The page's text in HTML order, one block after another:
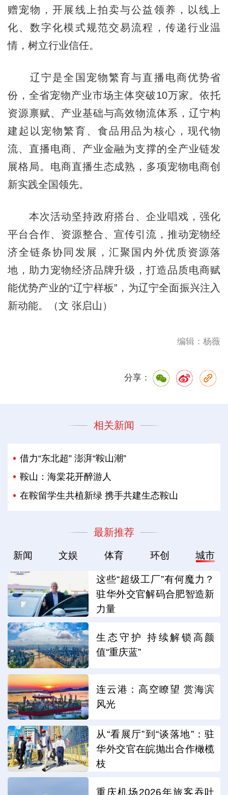
赠宠物，开展线上拍卖与公益领养，以线上
化、数字化模式规范交易流程，传递行业温
情，树立行业信任。
辽宁是全国宠物繁育与直播电商优势省
份，全省宠物产业市场主体突破10万家。依托
资源禀赋、产业基础与高效物流体系，辽宁构
建起以宠物繁育、食品用品为核心，现代物
流、直播电商、产业金融为支撑的全产业链发
展格局。电商直播生态成熟，多项宠物电商创
新实践全国领先。
本次活动坚持政府搭台、企业唱戏，强化
平台合作、资源整合、宣传引流，推动宠物经
济全链条协同发展，汇聚国内外优质资源落
地，助力宠物经济品牌升级，打造品质电商赋
能优势产业的“辽宁样板”，为辽宁全面振兴注入
新动能。（文 张启山）
编辑：杨薇
分享：
相关新闻
借力“东北超” 澎湃“鞍山潮”
鞍山：海棠花开醉游人
在鞍留学生共植新绿 携手共建生态鞍山
最新推荐
新闻 文娱 体育 环创 城市
这些“超级工厂”有何魔力？
驻华外交官解码合肥智造新
力量
生态守护 持续解锁高颜
值“重庆蓝”
连云港：高空瞭望 赏海滨
风光
从“看展厅”到“谈落地”：驻
华外交官在皖抛出合作橄榄
枝
重庆机场2026年旅客吞吐